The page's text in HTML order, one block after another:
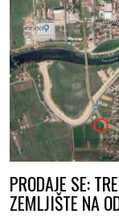
PRODAJE SE:
ZEMLJIŠTE NA